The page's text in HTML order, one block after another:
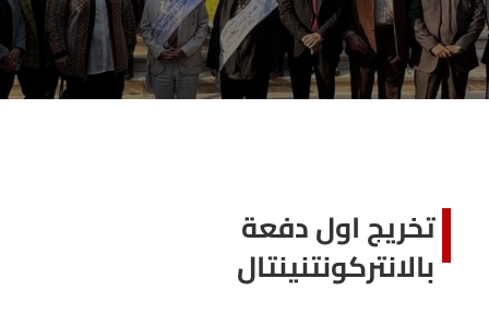
تخريج اول دفعة
بالانتركونتنينتال